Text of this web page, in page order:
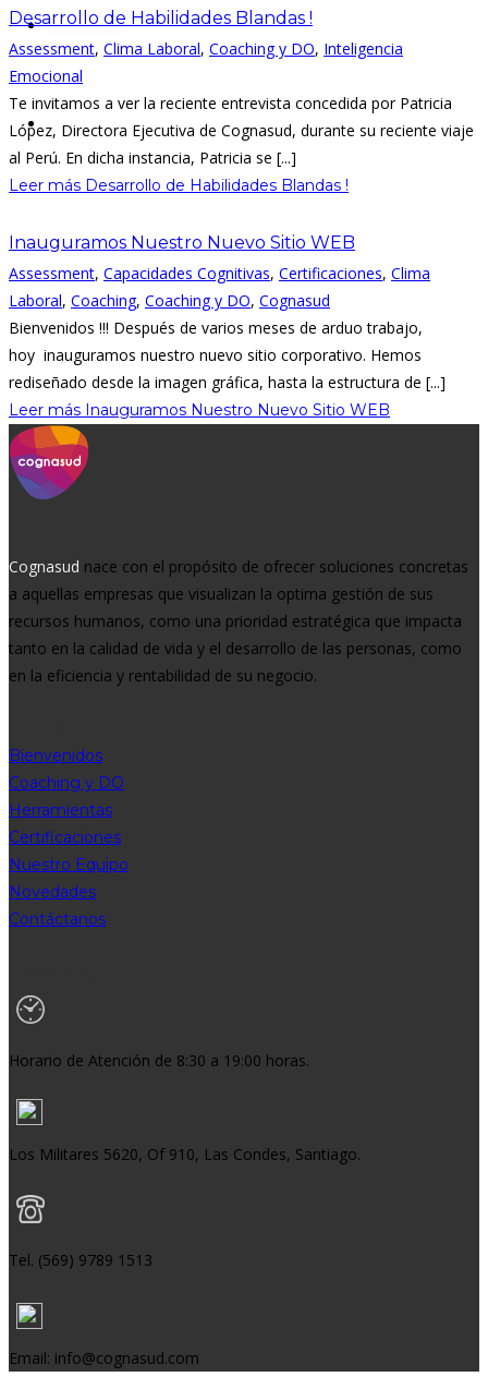
NOVEDADES
CONTÁCTANOS
Desarrollo de Habilidades Blandas !
Assessment, Clima Laboral, Coaching y DO, Inteligencia
Emocional
Te invitamos a ver la reciente entrevista concedida por Patricia
López, Directora Ejecutiva de Cognasud, durante su reciente viaje
al Perú. En dicha instancia, Patricia se [...]
Leer más Desarrollo de Habilidades Blandas !
Inauguramos Nuestro Nuevo Sitio WEB
Assessment, Capacidades Cognitivas, Certificaciones, Clima
Laboral, Coaching, Coaching y DO, Cognasud
Bienvenidos !!! Después de varios meses de arduo trabajo,
hoy inauguramos nuestro nuevo sitio corporativo. Hemos
rediseñado desde la imagen gráfica, hasta la estructura de [...]
Leer más Inauguramos Nuestro Nuevo Sitio WEB
Cognasud nace con el propósito de ofrecer soluciones concretas
a aquellas empresas que visualizan la optima gestión de sus
recursos humanos, como una prioridad estratégica que impacta
tanto en la calidad de vida y el desarrollo de las personas, como
en la eficiencia y rentabilidad de su negocio.
Bienvenidos
Coaching y DO
Herramientas
Certificaciones
Nuestro Equipo
Novedades
Contáctanos
Horario de Atención de 8:30 a 19:00 horas.
Los Militares 5620, Of 910, Las Condes, Santiago.
Tel. (569) 9789 1513
Email: info@cognasud.com